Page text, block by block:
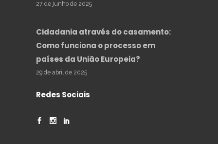
27 de junho de 2025
Cidadania através do casamento:
Como funciona o processo em
países da União Europeia?
29 de abril de 2025
Redes Sociais